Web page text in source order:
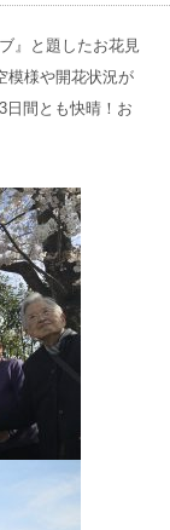
』と題したお花見
模様や開花状況が
日間とも快晴！お